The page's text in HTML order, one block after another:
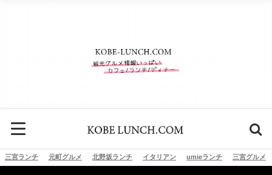
三宮ランチ 元町グルメ 北野坂ランチ イタリアン umieランチ 三宮グルメ